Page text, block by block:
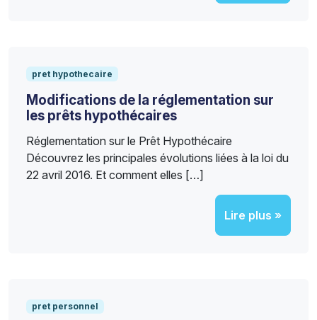
pret hypothecaire
Modifications de la réglementation sur
les prêts hypothécaires
Réglementation sur le Prêt Hypothécaire
Découvrez les principales évolutions liées à la loi du
22 avril 2016. Et comment elles […]
Lire plus »
pret personnel